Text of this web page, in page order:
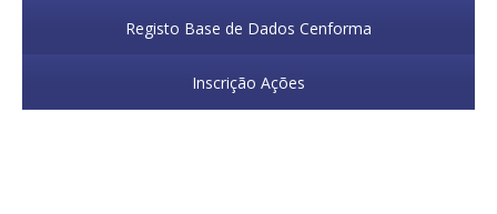
Registo Base de Dados Cenforma
Inscrição Ações